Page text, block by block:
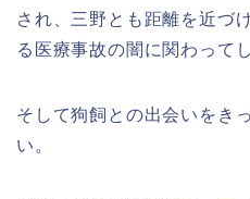
され、三野とも距離を近づ
る医療事故の闇に関わって
そして狗飼との出会いをき
い。